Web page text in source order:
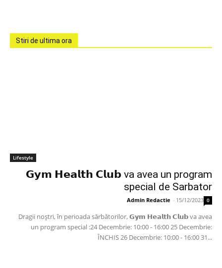
Stiri de ultima ora
Lifestyle
𝗚𝘆𝗺 𝗛𝗲𝗮𝗹𝘁𝗵 𝗖𝗹𝘂𝗯 va avea un program
special de Sarbator
Admin Redactie - 15/12/2023 0
Dragii noștri, în perioada sărbătorilor, 𝗚𝘆𝗺 𝗛𝗲𝗮𝗹𝘁𝗵 𝗖𝗹𝘂𝗯 va avea
un program special :24 Decembrie: 10:00 - 16:00 25 Decembrie:
ÎNCHIS 26 Decembrie: 10:00 - 16:00 31...